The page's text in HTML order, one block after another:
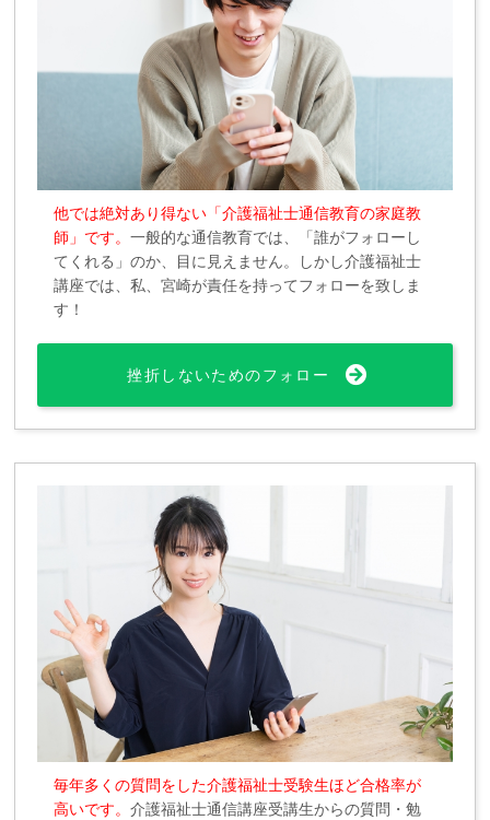
他では絶対あり得ない「介護福祉士通信教育の家庭教
師」です。一般的な通信教育では、「誰がフォローし
てくれる」のか、目に見えません。しかし介護福祉士
講座では、私、宮崎が責任を持ってフォローを致しま
す！
挫折しないためのフォロー
毎年多くの質問をした介護福祉士受験生ほど合格率が
高いです。介護福祉士通信講座受講生からの質問・勉